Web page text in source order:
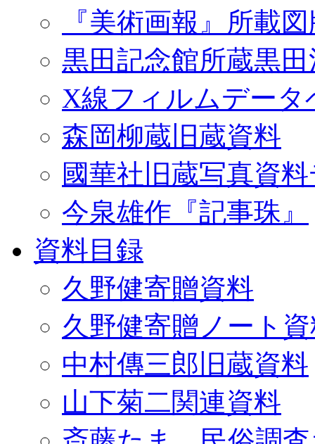
『美術画報』所載
黒田記念館所蔵黒
X線フィルムデータ
森岡柳蔵旧蔵資料
國華社旧蔵写真資
今泉雄作『記事珠』
資料目録
久野健寄贈資料
久野健寄贈ノート
中村傳三郎旧蔵資料
山下菊二関連資料